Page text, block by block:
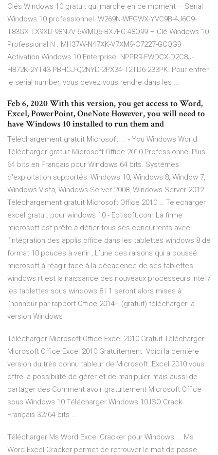
Clés Windows 10 gratuit qui marche en ce moment – Serial
Windows 10 professionnel. W269N-WFGWX-YVC9B-4J6C9-
T83GX TX9XD-98N7V-6WMQ6-BX7FG-48Q99 – Clé Windows 10
Professional N . MH37W-N47XK-V7XM9-C7227-GCQG9 –
Activation Windows 10 Enterprise. NPPR9-FWDCX-D2C8J-
H872K-2YT43 PBHCJ-Q2NYD-2PX34-T2TD6-233PK. Pour entrer
le serial number, vous devez vous rendre dans les …
Feb 6, 2020 With this version, you get access to Word,
Excel, PowerPoint, OneNote However, you will need to
have Windows 10 installed to run them and
Téléchargement gratuit Microsoft ... - You Windows World
Télécharger gratuit Microsoft Office 2010 Professionnel Plus
64 bits en Français pour Windows 64 bits. Systèmes
d'exploitation supportés: Windows 10, Windows 8, Window 7,
Windows Vista, Windows Server 2008, Windows Server 2012.
Téléchargement gratuit Microsoft Office 2010 … Telecharger
excel gratuit pour windows 10 - Eptisoft.com La firme
microsoft est prête à défier tous ses concurrents avec
l’intégration des applis office dans les tablettes windows 8 de
format 10 pouces à venir , L’une des raisons qui a poussé
microsoft à réagir face à la décadence de ses tablettes
windows rt est la naissance des nouveaux processeurs intel /
les tablettes sous windows 8 | 1 seront alors mises à
l’honneur par rapport Office 2014+ (gratuit) télécharger la
version Windows
Télécharger Microsoft Office Excel 2010 Gratuit Télécharger
Microsoft Office Excel 2010 Gratuitement. Voici la dernière
version du très connu tableur de Microsoft. Excel 2010 vous
offre la possibilité de gérer et de manipuler mais aussi de
partager des Comment avoir gratuitement Microsoft Office
sous Windows 10 Télécharger Windows 10 ISO Crack
Français 32/64 bits ...
Télécharger Ms Word Excel Cracker pour Windows ... Ms
Word Excel Cracker permet de retrouver le mot de passe